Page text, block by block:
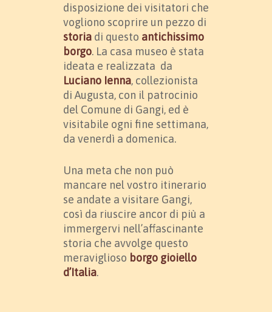
disposizione dei visitatori che
vogliono scoprire un pezzo di
storia di questo antichissimo
borgo. La casa museo è stata
ideata e realizzata da
Luciano Ienna, collezionista
di Augusta, con il patrocinio
del Comune di Gangi, ed è
visitabile ogni fine settimana,
da venerdì a domenica.
Una meta che non può
mancare nel vostro itinerario
se andate a visitare Gangi,
così da riuscire ancor di più a
immergervi nell’affascinante
storia che avvolge questo
meraviglioso borgo gioiello
d’Italia.